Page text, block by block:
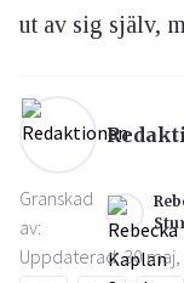
ut av sig själv,
Granskad
av:
Uppdaterad: 30 maj,